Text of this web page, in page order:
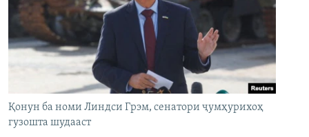
Қонун ба номи Линдси Грэм, сенатори ҷумҳурихоҳ
гузошта шудааст